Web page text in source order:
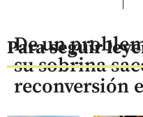
Para seguir
De un
su sobrina
reconversión